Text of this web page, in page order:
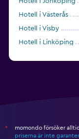
Hotell i Västerås
Hotell i Visby
Hotell i Linköping
*
momondo försöker
priserna är inte